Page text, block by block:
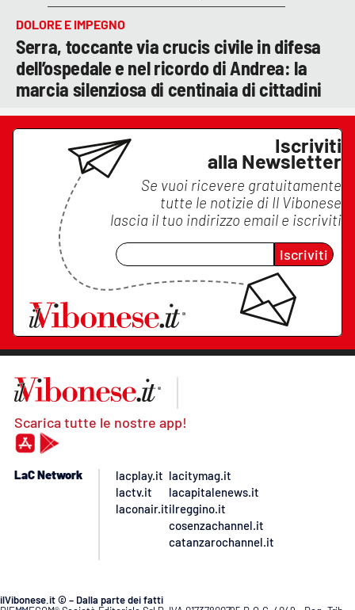
DOLORE E IMPEGNO
Serra, toccante via crucis civile in difesa
dell’ospedale e nel ricordo di Andrea: la
marcia silenziosa di centinaia di cittadini
Iscriviti
alla Newsletter
Se vuoi ricevere gratuitamente
tutte le notizie di Il Vibonese
lascia il tuo indirizzo email e iscriviti
Iscriviti
Scarica tutte le nostre app!
LaC Network
lacplay.it
lactv.it
laconair.it
lacitymag.it
lacapitalenews.it
ilreggino.it
cosenzachannel.it
catanzarochannel.it
ilVibonese.it © – Dalla parte dei fatti